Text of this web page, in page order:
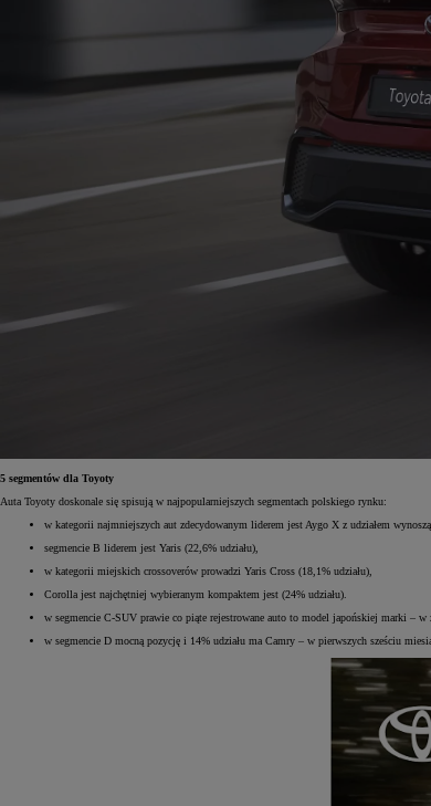
5 segmentów dla Toyoty
Auta Toyoty doskonale się spisują w najpopularniejszych segmentach polskiego rynku:
w kategorii najmniejszych aut zdecydowanym liderem jest Aygo X z udziałem
segmencie B liderem jest Yaris (22,6% udziału),
w kategorii miejskich crossoverów prowadzi Yaris Cross (18,1% udziału),
Corolla jest najchętniej wybieranym kompaktem jest (24% udziału).
w segmencie C-SUV prawie co piąte rejestrowane auto to model japońskiej marki –
w segmencie D mocną pozycję i 14% udziału ma Camry – w pierwszych sześciu